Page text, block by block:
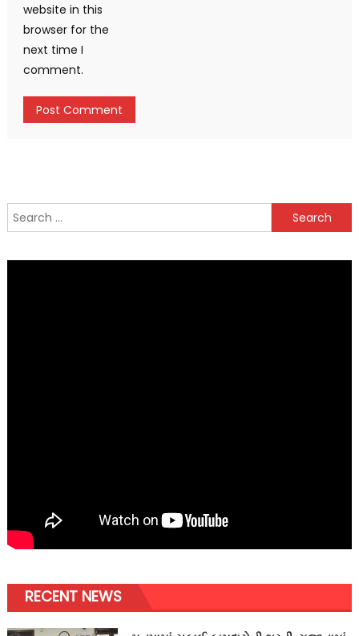
website in this
browser for the
next time I
comment.
Search
for:
RECENT NEWS